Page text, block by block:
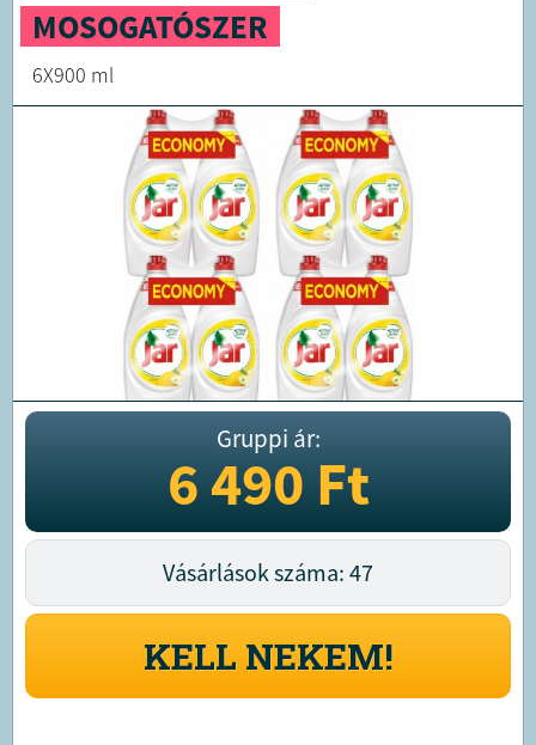
MOSOGATÓSZER
6X900 ml
Gruppi ár:
6 490Ft
Vásárlások száma: 47
KELL NEKEM!